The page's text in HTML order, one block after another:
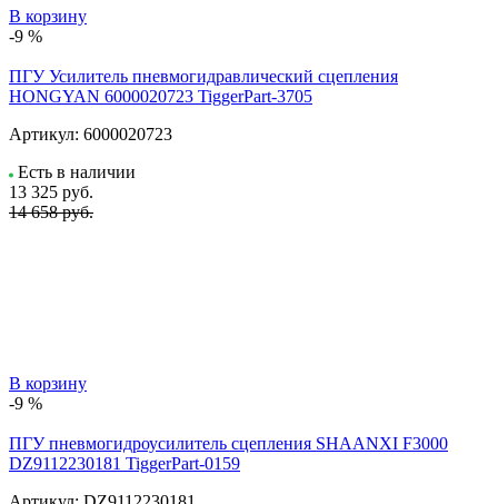
В корзину
-9 %
ПГУ Усилитель пневмогидравлический сцепления
HONGYAN 6000020723 TiggerPart-3705
Артикул: 6000020723
Есть в наличии
13 325 руб.
14 658 руб.
В корзину
-9 %
ПГУ пневмогидроусилитель сцепления SHAANXI F3000
DZ9112230181 TiggerPart-0159